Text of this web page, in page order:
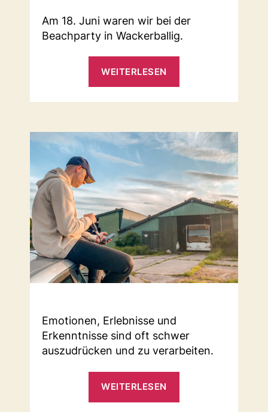
Am 18. Juni waren wir bei der
Beachparty in Wackerballig.
WEITERLESEN
Emotionen, Erlebnisse und
Erkenntnisse sind oft schwer
auszudrücken und zu verarbeiten.
WEITERLESEN